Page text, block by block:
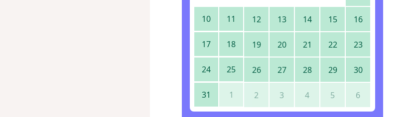
10 11 12 13 14 15 16
17 18 19 20 21 22 23
24 25 26 27 28 29 30
31 1 2 3 4 5 6